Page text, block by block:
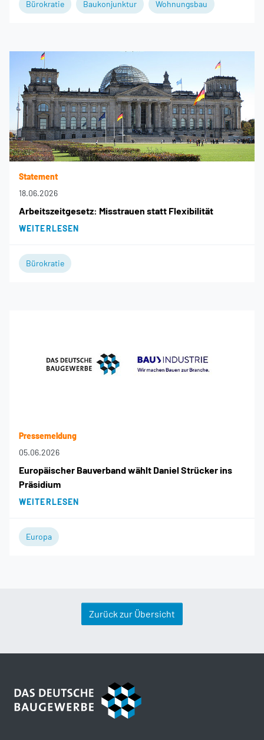
Bürokratie Baukonjunktur Wohnungsbau
Statement
18.06.2026
Arbeitszeitgesetz: Misstrauen statt Flexibilität
WEITERLESEN
Bürokratie
Pressemeldung
05.06.2026
Europäischer Bauverband wählt Daniel Strücker ins
Präsidium
WEITERLESEN
Europa
Zurück zur Übersicht